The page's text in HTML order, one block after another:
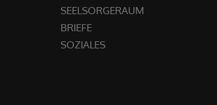
SEELSORGERAUM
BRIEFE
SOZIALES